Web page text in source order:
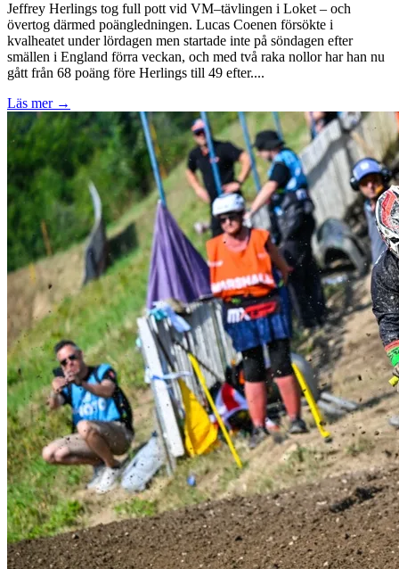
Jeffrey Herlings tog full pott vid VM–tävlingen i Loket – och
övertog därmed poängledningen. Lucas Coenen försökte i
kvalheatet under lördagen men startade inte på söndagen efter
smällen i England förra veckan, och med två raka nollor har han nu
gått från 68 poäng före Herlings till 49 efter....
Läs mer →